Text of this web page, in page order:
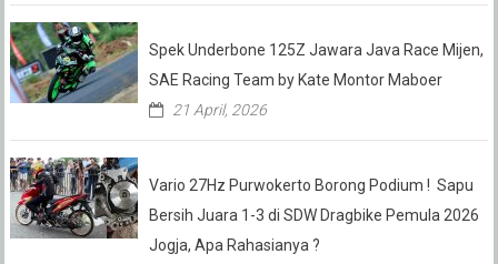
Spek Underbone 125Z Jawara Java Race Mijen,
SAE Racing Team by Kate Montor Maboer
21 April, 2026
Vario 27Hz Purwokerto Borong Podium ! Sapu
Bersih Juara 1-3 di SDW Dragbike Pemula 2026
Jogja, Apa Rahasianya ?